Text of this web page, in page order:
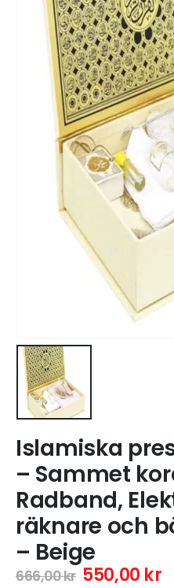
Islamiska
– Sammet
Radband,
räknare och
– Beige
666,00kr 550,00 kr